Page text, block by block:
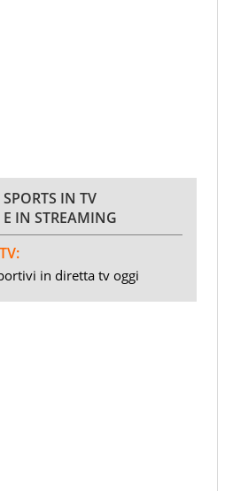
SPORTS IN TV
E IN STREAMING
in diretta tv oggi